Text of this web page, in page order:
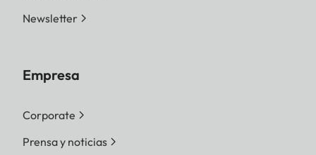
Newsletter
Empresa
Corporate
Prensa y noticias